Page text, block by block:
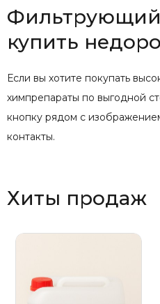
Фильтрующий
купить
Если вы хотите покупать
химпрепараты по выгодной
кнопку рядом с
контакты.
Хиты продаж